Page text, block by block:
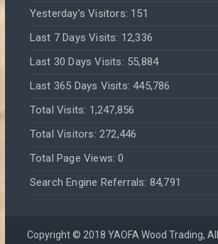
Yesterday's Visitors: 151
Last 7 Days Visits: 12,336
Last 30 Days Visits: 55,884
Last 365 Days Visits:445,786
Total Visits: 1,247,856
Total Visitors: 272,446
Total Page Views:0
Search Engine Referrals: 84,791
Copyright © 2018 YAOFA Wood Trading,